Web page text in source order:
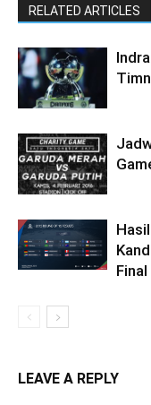
RELATED ARTICLES
Final
LEAVE A REPLY